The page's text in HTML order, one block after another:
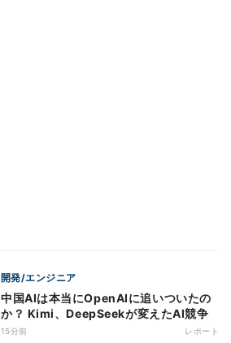
開発/エンジニア
中国AIは本当にOpenAIに追いついたの
か？ Kimi、DeepSeekが変えたAI競争
15分前 レポート